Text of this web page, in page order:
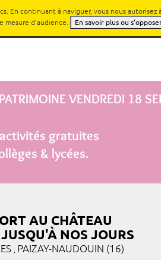
VENDREDI 18
gratuites
& lycées.
AU CHÂTEAU
NOS JOURS
PAIZAY-NAUDOUIN (16)
En continuant à naviguer, vous nous autorisez
mesure d'audience.
En savoir plus ou